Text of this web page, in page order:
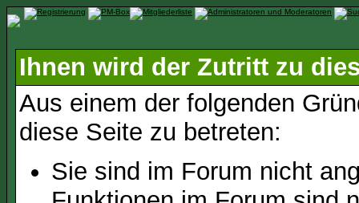
Ihnen wird der Zutritt zu
Aus einem der folgenden
diese Seite zu betreten:
Sie sind im Forum nicht